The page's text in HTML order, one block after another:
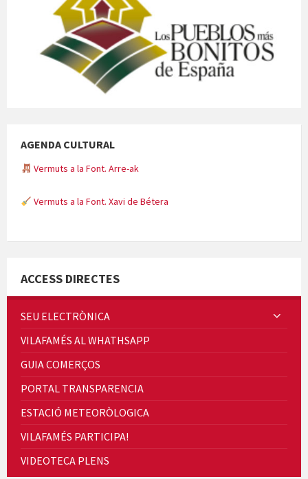
AGENDA CULTURAL
Vermuts a la Font. Arre-ak
Vermuts a la Font. Xavi de Bétera
Quintà Culroja
Cicle de Cine i Dones rurals
ACCESS DIRECTES
SEU ELECTRÒNICA
VILAFAMÉS AL WHATHSAPP
GUIA COMERÇOS
PORTAL TRANSPARENCIA
ESTACIÓ METEORÒLOGICA
VILAFAMÉS PARTICIPA!
VIDEOTECA PLENS